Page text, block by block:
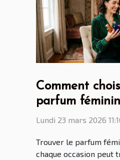
Comment
parfum
chaque
Lundi 23 mars 2026
Trouver le parfum
chaque occasion peut